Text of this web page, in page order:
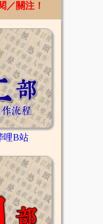
／關注！
哩B站